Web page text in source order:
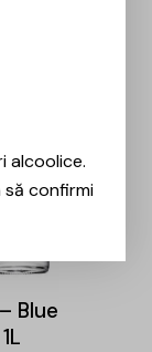
Blue
alcoolice.
confirmi